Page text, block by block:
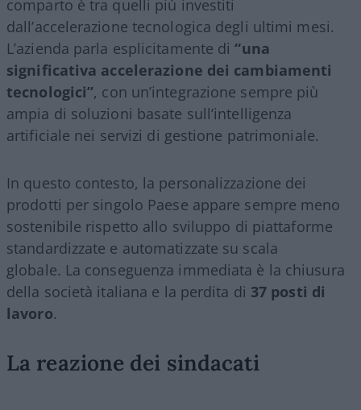
comparto è tra quelli più investiti
dall’accelerazione tecnologica degli ultimi mesi.
L’azienda parla esplicitamente di“una
significativa accelerazione dei cambiamenti
tecnologici”, con un’integrazione sempre più
ampia di soluzioni basate sull’intelligenza
artificiale nei servizi di gestione patrimoniale.
In questo contesto, la personalizzazione dei
prodotti per singolo Paese appare sempre meno
sostenibile rispetto allo sviluppo di piattaforme
standardizzate e automatizzate su scala
globale. La conseguenza immediata è la chiusura
della società italiana e la perdita di 37 posti di
lavoro.
La reazione dei sindacati